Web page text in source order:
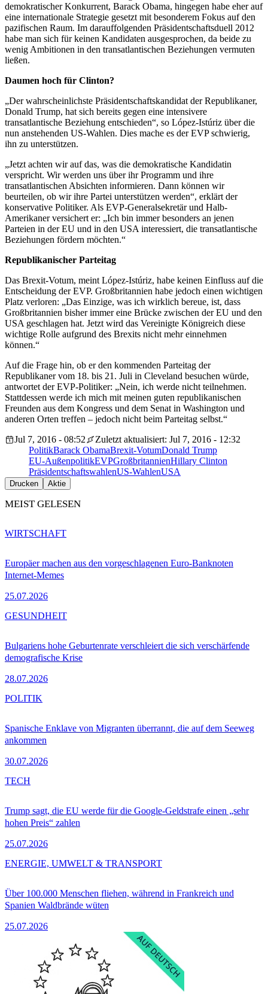
demokratischer Konkurrent, Barack Obama, hingegen habe eher auf
eine internationale Strategie gesetzt mit besonderem Fokus auf den
pazifischen Raum. Im darauffolgenden Präsidentschaftsduell 2012
habe man sich für keinen Kandidaten ausgesprochen, da beide zu
wenig Ambitionen in den transatlantischen Beziehungen vermuten
ließen.
Daumen hoch für Clinton?
„Der wahrscheinlichste Präsidentschaftskandidat der Republikaner,
Donald Trump, hat sich bereits gegen eine intensivere
transatlantische Beziehung entschieden“, so López-Istúriz über die
nun anstehenden US-Wahlen. Dies mache es der EVP schwierig,
ihn zu unterstützen.
„Jetzt achten wir auf das, was die demokratische Kandidatin
verspricht. Wir werden uns über ihr Programm und ihre
transatlantischen Absichten informieren. Dann können wir
beurteilen, ob wir ihre Partei unterstützen werden“, erklärt der
konservative Politiker. Als EVP-Generalsekretär und Halb-
Amerikaner versichert er: „Ich bin immer besonders an jenen
Parteien in der EU und in den USA interessiert, die transatlantische
Beziehungen fördern möchten.“
Republikanischer Parteitag
Das Brexit-Votum, meint López-Istúriz, habe keinen Einfluss auf die
Entscheidung der EVP. Großbritannien habe jedoch einen wichtigen
Platz verloren: „Das Einzige, was ich wirklich bereue, ist, dass
Großbritannien bisher immer eine Brücke zwischen der EU und den
USA geschlagen hat. Jetzt wird das Vereinigte Königreich diese
wichtige Rolle aufgrund des Brexits nicht mehr einnehmen
können.“
Auf die Frage hin, ob er den kommenden Parteitag der
Republikaner vom 18. bis 21. Juli in Cleveland besuchen würde,
antwortet der EVP-Politiker: „Nein, ich werde nicht teilnehmen.
Stattdessen werde ich mich mit meinen guten republikanischen
Freunden aus dem Kongress und dem Senat in Washington und
anderen Orten treffen – jedoch nicht beim Parteitag selbst.“
Jul 7, 2016 - 08:52
Zuletzt aktualisiert: Jul 7, 2016 - 12:32
PolitikBarack ObamaBrexit-VotumDonald Trump
EU-AußenpolitikEVPGroßbritannienHillary Clinton
PräsidentschaftswahlenUS-WahlenUSA
Drucken Aktie
MEIST GELESEN
Europäer machen aus den vorgeschlagenen Euro-Banknoten
Internet-Memes
25.07.2026
WIRTSCHAFT
Bulgariens hohe Geburtenrate verschleiert die sich verschärfende
demografische Krise
28.07.2026
GESUNDHEIT
Spanische Enklave von Migranten überrannt, die auf dem Seeweg
ankommen
30.07.2026
POLITIK
Trump sagt, die EU werde für die Google-Geldstrafe einen „sehr
hohen Preis“ zahlen
25.07.2026
TECH
Über 100.000 Menschen fliehen, während in Frankreich und
Spanien Waldbrände wüten
25.07.2026
ENERGIE, UMWELT & TRANSPORT